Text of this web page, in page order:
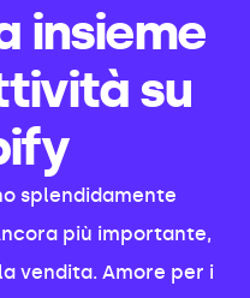
insieme
su
splendidamente
più importante,
vendita. Amore per i